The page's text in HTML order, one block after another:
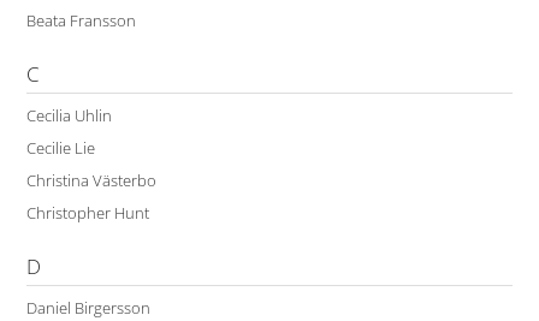
Beata Fransson
C
Cecilia Uhlin
Cecilie Lie
Christina Västerbo
Christopher Hunt
D
Daniel Birgersson